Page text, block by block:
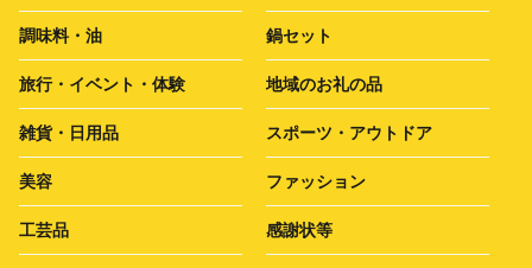
調味料・油 鍋セット
旅行・イベント・体験 地域のお礼の品
雑貨・日用品 スポーツ・アウトドア
美容 ファッション
工芸品 感謝状等